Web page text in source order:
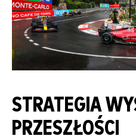
STRATEGIA
PRZESZŁOŚCI